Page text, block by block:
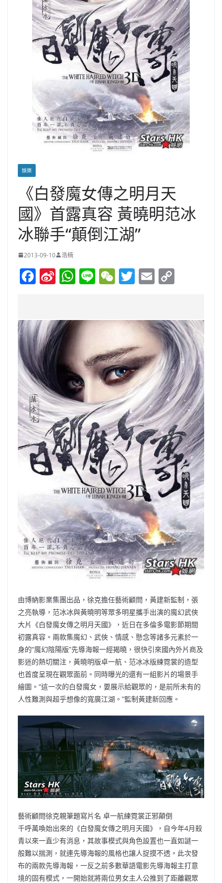
娛樂
《白發魔女傳之明月天
國》首露真容 黃曉明范冰
冰聯手“顛倒江湖”
2013-09-10 浩楠
F
e
b
o
o
k
Si
W
ei
b
o
W
s
A
p
p
Li W
h
at
T
er
E
l y
Li
n
k
由博納影業集團出品，徐克擔任藝術顧問，黃建新監制，張
之亮執導，范冰冰與黃曉明等眾多明星攜手出演的魔幻武俠
大片《白發魔女傳之明月天國》，近日在多倫多電影節期間
初露真容。兩款集魔幻、武俠、情感、懸念等諸多元素於一
身的“魔幻陰陽版”先導海報一經揭曉，很快引來國內外片商及
影迷的熱切關注，黃曉明版卓一航、范冰冰版練霓裳的造型
也首度呈現在觀眾面前。同時曝光的還有一組影片的場景手
繪圖。“這一次的白發魔女，要展示給觀眾的，是前所未有的
人性難測與超乎想像的寬廣江湖。”監制黃建新回應。
藝術顧問徐克親筆題寫片名 卓一航練霓裳正邪顛倒
千呼萬喚始出來的《白發魔女傳之明月天國》，自今年4月殺
青以來一直少有消息，其故事模式與角色設置也一直如謎一
般難以揣測，就連先導海報的風格也讓人捉摸不透。此次發
布的兩款先導海報，一反之前多數華語電影先導海報主打意
境的固有模式，一開始就將兩位男女主人公推到了距離觀眾